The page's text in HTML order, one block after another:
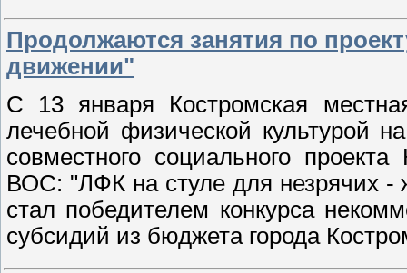
Продолжаются занятия по
движении"
С 13 января Костромская
лечебной физической культурой
совместного социального
ВОС: "ЛФК на стуле для незрячих -
стал победителем конкурса
субсидий из бюджета города